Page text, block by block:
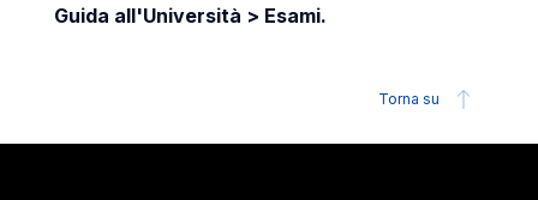
Guida all'Università > Esami.
Torna su